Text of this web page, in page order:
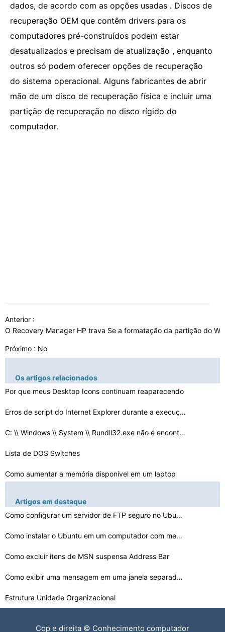
dados, de acordo com as opções usadas . Discos de
recuperação OEM que contêm drivers para os
computadores pré-construídos podem estar
desatualizados e precisam de atualização , enquanto
outros só podem oferecer opções de recuperação
do sistema operacional. Alguns fabricantes de abrir
mão de um disco de recuperação física e incluir uma
partição de recuperação no disco rígido do
computador.
Anterior :
O Recovery Manager HP trava Se a formatação da partição do
Próximo : No
Os artigos relacionados
Por que meus Desktop Icons continuam reaparecendo
Erros de script do Internet Explorer durante a execuçã…
C: \\ Windows \\ System \\ Rundll32.exe não é encontr…
Lista de DOS Switches
Como aumentar a memória disponível em um laptop
Diferença entre KB928388 e KB931836
Vista é preso em CRCDISK.SYS
Como excluir um aplicativo Do PC
Retrogradação do Windows 8 para o Windows 7
Artigos em destaque
Como configurar um servidor de FTP seguro no Ubuntu Lin…
Como instalar o Ubuntu em um computador com menos de 12…
Como excluir itens de MSN suspensa Address Bar
Como exibir uma mensagem em uma janela separada em Unix…
Estrutura Unidade Organizacional
Cop e direita © Conhecimento computador